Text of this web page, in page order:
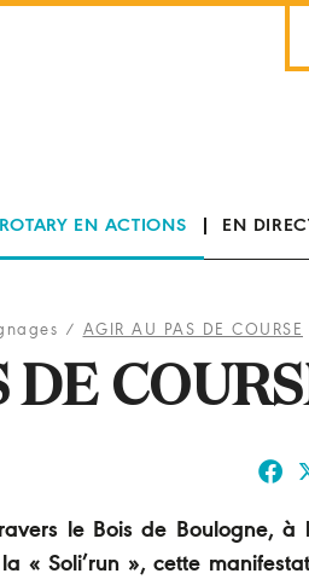
EN ACTIONS EN
/ AGIR AU PAS DE COURSE
DE
le Bois de Boulogne, à
« Soli’run », cette